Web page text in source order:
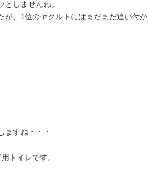
しませんね。
が、1位のヤクルトにはまだまだ追い付か
ますね・・・
トイレです。